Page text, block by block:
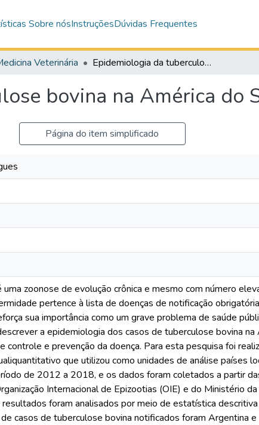
Sobre nósInstruçõesDúvidas Frequentes
Veterinária Epidemiologia da tuberculose bovina na América do Sul
bovina na América do
Página do item simplificado
zoonose de evolução crônica e mesmo com número
pertence à lista de doenças de notificação
sua importância como um grave problema de saúde
a epidemiologia dos casos de tuberculose bovina na
controle e prevenção da doença. Para esta pesquisa foi
que utilizou como unidades de análise países
de 2012 a 2018, e os dados foram coletados a partir
Internacional de Epizootias (OIE) e do Ministério
foram analisados por meio de estatística
casos de tuberculose bovina notificados foram Argentina